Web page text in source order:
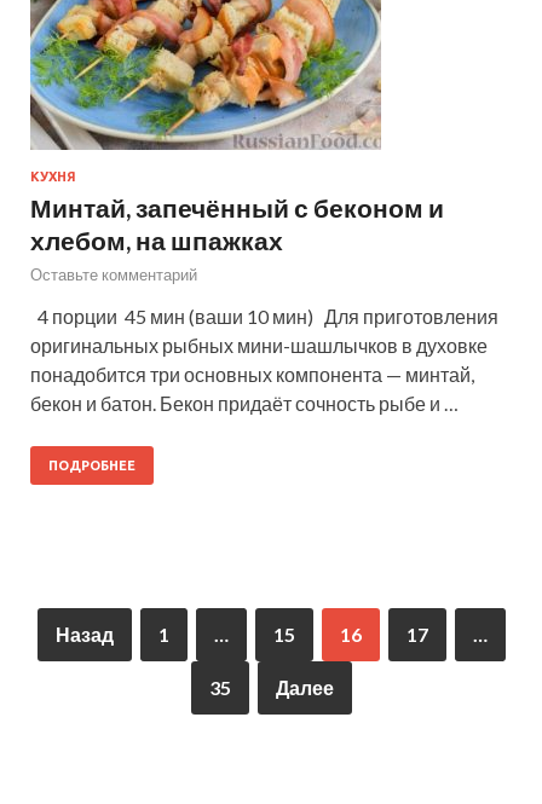
КУХНЯ
Минтай, запечённый с беконом и
хлебом, на шпажках
Оставьте комментарий
4 порции 45 мин (ваши 10 мин) Для приготовления
оригинальных рыбных мини-шашлычков в духовке
понадобится три основных компонента — минтай,
бекон и батон. Бекон придаёт сочность рыбе и …
ПОДРОБНЕЕ
Назад 1 … 15 16 17 …
35 Далее